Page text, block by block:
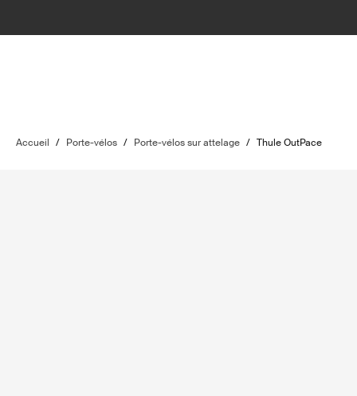
Accueil / Porte-vélos / Porte-vélos sur attelage / Thule OutPace